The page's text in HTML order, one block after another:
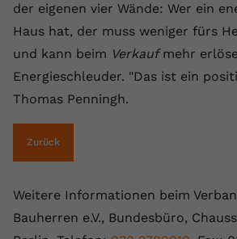
der eigenen vier Wände: Wer ein
Haus hat, der muss weniger fürs
und kann beim Verkaufmehr
Energieschleuder. "Das ist ein
Thomas Penningh.
Zurück
Weitere Informationen beim
Bauherren e.V., Bundesbüro,